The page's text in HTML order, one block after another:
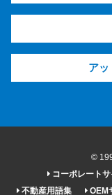
アッ
©
コーポレートサ
不動産用語集
OEM